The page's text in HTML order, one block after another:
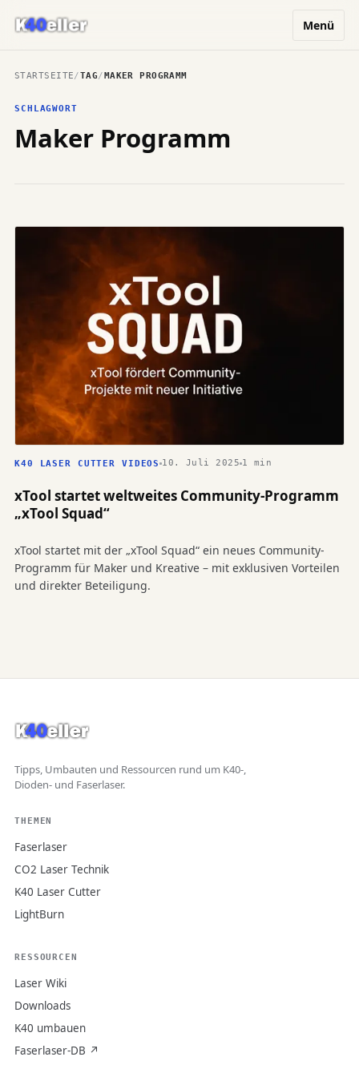
Menü
STARTSEITE/TAG/MAKER PROGRAMM
SCHLAGWORT
Maker Programm
K40 LASER CUTTER VIDEOS 10. Juli 2025 1 min
xTool startet weltweites Community-Programm
„xTool Squad“
xTool startet mit der „xTool Squad“ ein neues Community-
Programm für Maker und Kreative – mit exklusiven Vorteilen
und direkter Beteiligung.
Tipps, Umbauten und Ressourcen rund um K40-,
Dioden- und Faserlaser.
THEMEN
Faserlaser
CO2 Laser Technik
K40 Laser Cutter
LightBurn
RESSOURCEN
Laser Wiki
Downloads
K40 umbauen
Faserlaser-DB ↗